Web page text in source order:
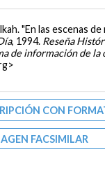
"En las escenas
, 1994. Reseña
de información de
CON
FACSIMILAR